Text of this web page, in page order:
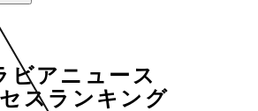
ビアニュース
スランキング